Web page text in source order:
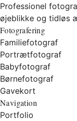
Professionel
øjeblikke og tidløs
Fotografering
Familiefotograf
Portrætfotograf
Babyfotograf
Børnefotograf
Gavekort
Navigation
Portfolio